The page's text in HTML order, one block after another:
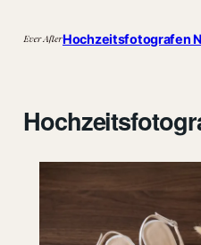
Inhalt
Hochzeitsfotografen